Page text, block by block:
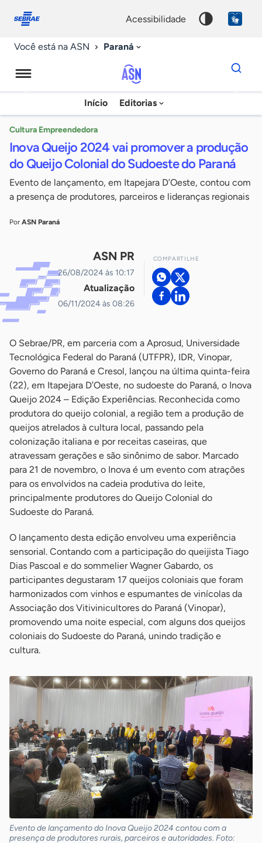
conosco
acessibilidade
Você está na ASN Paraná
Agência
Sebrae
Notícias
Início Editorias
Dados
para
chave
Cultura Empreendedora
Inova Queijo 2024 vai promover a produção
do Queijo Colonial do Sudoeste do Paraná
Evento de lançamento, em Itapejara D’Oeste, contou com
a presença de produtores, parceiros e lideranças regionais
Por ASN Paraná
ASN PR
26/08/2024 às 10:17
Atualização
06/11/2024 às 08:26
COMPARTILHE
O Sebrae/PR, em parceria com a Aprosud, Universidade
Tecnológica Federal do Paraná (UTFPR), IDR, Vinopar,
Governo do Paraná e Cresol, lançou na última quinta-feira
(22), em Itapejara D’Oeste, no sudoeste do Paraná, o Inova
Queijo 2024 – Edição Experiências. Reconhecida como
produtora do queijo colonial, a região tem a produção de
queijos atrelados à cultura local, passando pela
colonização italiana e por receitas caseiras, que
atravessam gerações e são sinônimo de sabor. Marcado
para 21 de novembro, o Inova é um evento com atrações
para os envolvidos na cadeia produtiva do leite,
principalmente produtores do Queijo Colonial do
Sudoeste do Paraná.
O lançamento desta edição envolveu uma experiência
sensorial. Contando com a participação do queijista Tiago
Dias Pascoal e do sommelier Wagner Gabardo, os
participantes degustaram 17 queijos coloniais que foram
harmonizados com vinhos e espumantes de vinícolas da
Associação dos Vitivinicultores do Paraná (Vinopar),
promovendo uma noite especial, com alguns dos queijos
coloniais do Sudoeste do Paraná, unindo tradição e
cultura.
Evento de lançamento do Inova Queijo 2024 contou com a
presença de produtores rurais, parceiros e autoridades. Foto: